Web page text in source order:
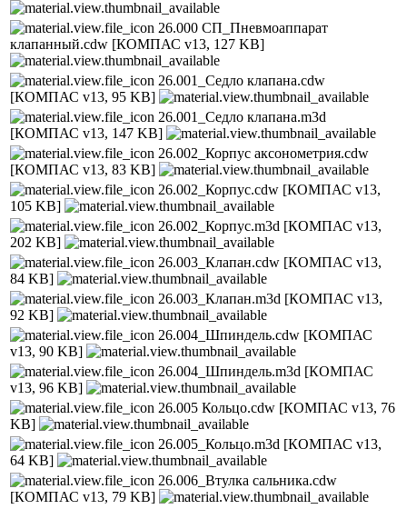
26.000 СП_Пневмоаппарат
клапанный.cdw [КОМПАС v13, 127 KB]
26.001_Седло клапана.cdw
[КОМПАС v13, 95 KB]
26.001_Седло клапана.m3d
[КОМПАС v13, 147 KB]
26.002_Корпус аксонометрия.cdw
[КОМПАС v13, 83 KB]
26.002_Корпус.cdw [КОМПАС v13,
105 KB]
26.002_Корпус.m3d [КОМПАС v13,
202 KB]
26.003_Клапан.cdw [КОМПАС v13,
84 KB]
26.003_Клапан.m3d [КОМПАС v13,
92 KB]
26.004_Шпиндель.cdw [КОМПАС
v13, 90 KB]
26.004_Шпиндель.m3d [КОМПАС
v13, 96 KB]
26.005 Кольцо.cdw [КОМПАС v13, 76
KB]
26.005_Кольцо.m3d [КОМПАС v13,
64 KB]
26.006_Втулка сальника.cdw
[КОМПАС v13, 79 KB]